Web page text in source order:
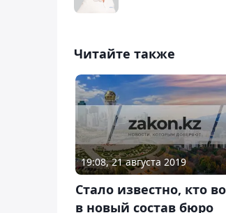
Читайте также
19:08, 21 августа 2019
Стало известно, кто
в новый состав бюро